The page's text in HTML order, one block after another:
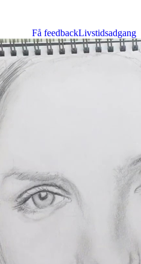
Livstidsadgang
Få feedback